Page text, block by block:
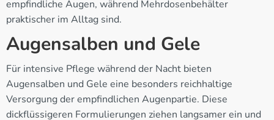
empfindliche Augen, während Mehrdosenbehälter
praktischer im Alltag sind.
Augensalben und Gele
Für intensive Pflege während der Nacht bieten
Augensalben und Gele eine besonders reichhaltige
Versorgung der empfindlichen Augenpartie. Diese
dickflüssigeren Formulierungen ziehen langsamer ein und